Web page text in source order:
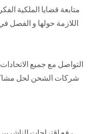
اللازمة حولها و الفصل
شركات الشحن لحل مشاكل